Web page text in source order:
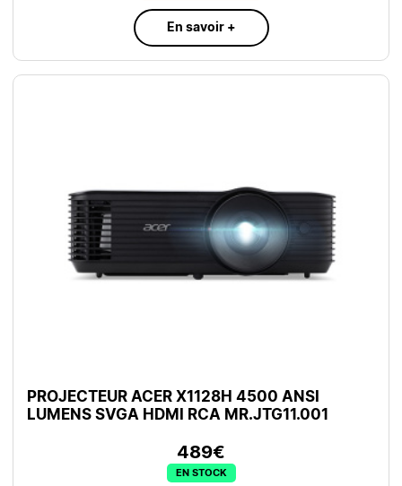
En savoir +
PROJECTEUR ACER X1128H 4500 ANSI
LUMENS SVGA HDMI RCA MR.JTG11.001
489€
EN STOCK